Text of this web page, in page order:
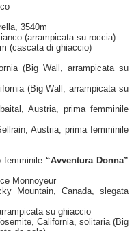
3540m
(arrampicata su roccia)
(cascata di ghiaccio)
(Big Wall, arrampicata su
(Big Wall, arrampicata su
Austria, prima femminile
Austria, prima femminile
femminile “Avventura Donna”
Monnoyeur
Mountain, Canada, slegata
su ghiaccio
California, solitaria (Big